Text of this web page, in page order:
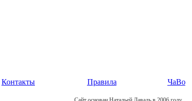
Контакты Правила ЧаВо